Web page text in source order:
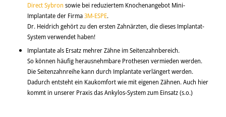
Direct Sybron sowie bei reduziertem Knochenangebot Mini-
Implantate der Firma3M-ESPE.
Dr. Heidrich gehört zu den ersten Zahnärzten, die dieses Implantat-
System verwendet haben!
Implantate als Ersatz mehrer Zähne im Seitenzahnbereich.
So können häufig herausnehmbare Prothesen vermieden werden.
Die Seitenzahnreihe kann durch Implantate verlängert werden.
Dadurch entsteht ein Kaukomfort wie mit eigenen Zähnen. Auch hier
kommt in unserer Praxis das Ankylos-System zum Einsatz (s.o.)